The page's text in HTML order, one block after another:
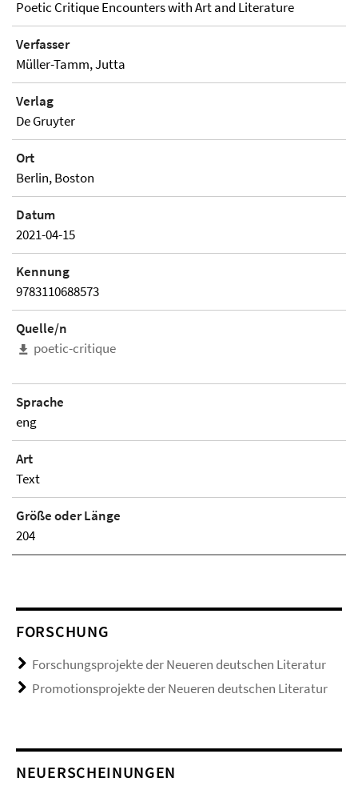
Poetic Critique Encounters with Art and Literature
Verfasser
Müller-Tamm, Jutta
Verlag
De Gruyter
Ort
Berlin, Boston
Datum
2021-04-15
Kennung
9783110688573
Quelle/n
poetic-critique
Sprache
eng
Art
Text
Größe oder Länge
204
FORSCHUNG
Forschungsprojekte der Neueren deutschen Literatur
Promotionsprojekte der Neueren deutschen Literatur
NEUERSCHEINUNGEN